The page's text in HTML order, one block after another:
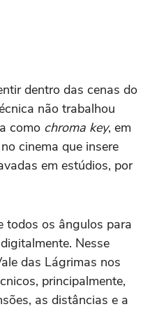
dentro das cenas do
não trabalhou
como chroma key, em
cinema que insere
em estúdios, por
todos os ângulos para
Nesse
das Lágrimas nos
principalmente,
as distâncias e a